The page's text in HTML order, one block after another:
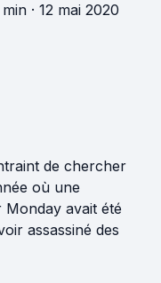
min · 12 mai 2020
de chercher
où une
Monday avait été
assassiné des